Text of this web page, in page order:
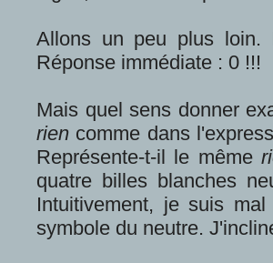
Allons un peu plus loin.
Réponse immédiate : 0 !!!
Mais quel sens donner
rien comme dans
Représente-t-il le même
quatre billes blanches
Intuitivement, je suis
symbole du neutre.